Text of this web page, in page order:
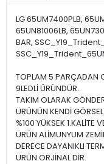
LG 65UM7400PLB,
65UN81006LB,
BAR,
TOPLAM 5 PARÇADAN
9LEDLİ ÜRÜNDÜR.
TAKIM OLARAK
ÜRÜNÜN KENDİ
%100 YÜKSEK 1.KALİTE
ÜRÜN ALİMUNYUM
DERECE DAYANIKLI
ÜRÜN ORJİNAL DİR.